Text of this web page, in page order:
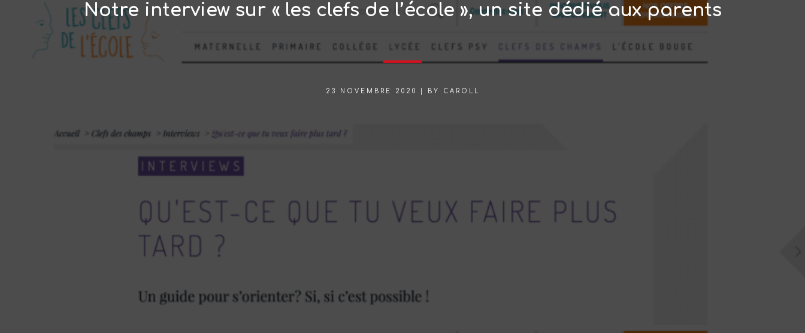
Notre interview sur « les clefs de l’école », un site dédié aux parents
23 NOVEMBRE 2020 BY CAROLL